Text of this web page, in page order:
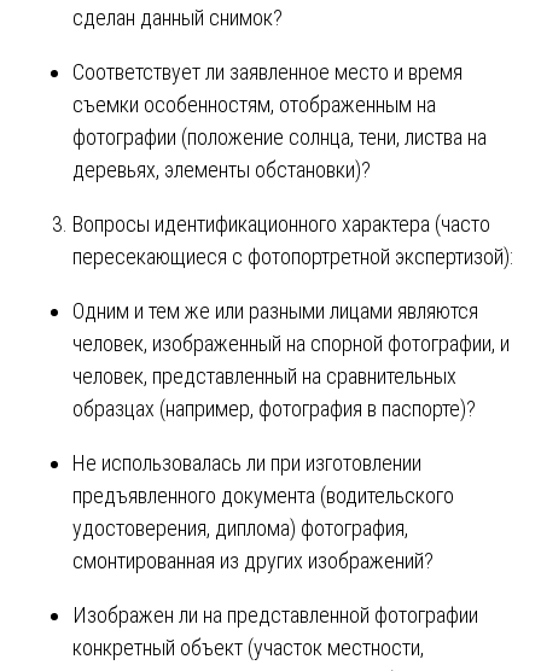
сделан данный снимок?
Соответствует ли заявленное место и время
съемки особенностям, отображенным на
фотографии (положение солнца, тени, листва на
деревьях, элементы обстановки)?
Вопросы идентификационного характера (часто
пересекающиеся с фотопортретной экспертизой):
Одним и тем же или разными лицами являются
человек, изображенный на спорной фотографии, и
человек, представленный на сравнительных
образцах (например, фотография в паспорте)?
Не использовалась ли при изготовлении
предъявленного документа (водительского
удостоверения, диплома) фотография,
смонтированная из других изображений?
Изображен ли на представленной фотографии
конкретный объект (участок местности,